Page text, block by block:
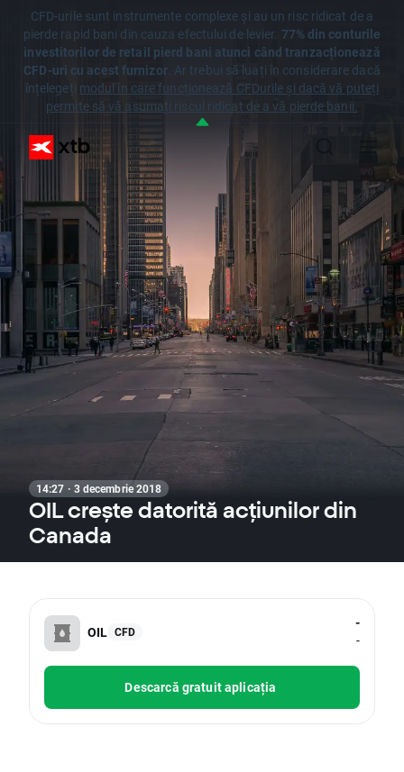
CFD-urile sunt instrumente complexe și au un risc ridicat de a
pierde rapid bani din cauza efectului de levier. 77% din conturile
investitorilor de retail pierd bani atunci când tranzacționează
CFD-uri cu acest furnizor. Ar trebui să luați în considerare dacă
înțelegeți modul în care funcționează CFDurile și dacă vă puteți
permite să vă asumați riscul ridicat de a vă pierde banii.
14:27 · 3 decembrie 2018
OIL crește datorită acțiunilor din
Canada
OIL CFD
-
-
Descarcă gratuit aplicația